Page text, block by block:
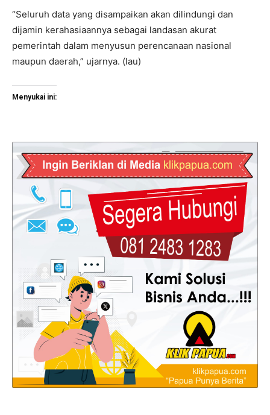
“Seluruh data yang disampaikan akan dilindungi dan
dijamin kerahasiaannya sebagai landasan akurat
pemerintah dalam menyusun perencanaan nasional
maupun daerah,” ujarnya. (lau)
Menyukai ini: